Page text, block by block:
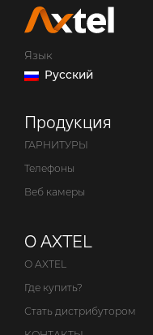
Язык
Русский
Продукция
ГАРНИТУРЫ
Телефоны
Веб камеры
О AXTEL
О AXTEL
Где купить?
Стать дистрибутором